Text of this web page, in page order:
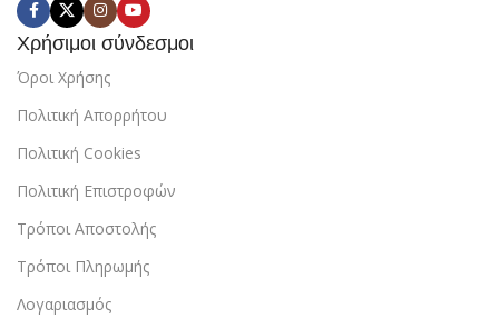
Χρήσιμοι σύνδεσμοι
Όροι Χρήσης
Πολιτική Απορρήτου
Πολιτική Cookies
Πολιτική Επιστροφών
Τρόποι Αποστολής
Τρόποι Πληρωμής
Λογαριασμός